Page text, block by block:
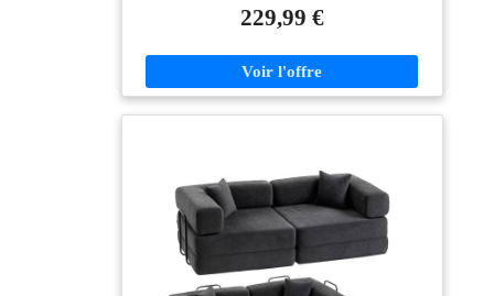
place et installation simplifiée
229,99 €